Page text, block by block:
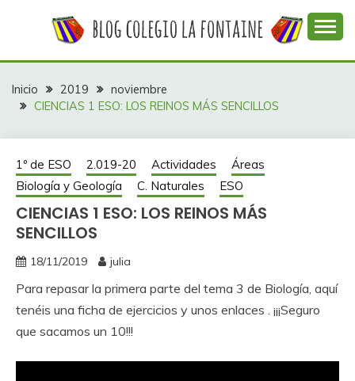
COLEGIO LA
FONTAINE
colegio La Fontaine
Inicio 2019
noviembre
CIENCIAS 1 ESO: LOS REINOS MÁS SENCILLOS
1º de ESO 2.019-20 Actividades
Áreas
Biología y Geología
C. Naturales ESO
CIENCIAS 1 ESO: LOS REINOS MÁS
SENCILLOS
18/11/2019 julia
Para repasar la primera parte del tema 3 de Biología, aquí
tenéis una ficha de ejercicios y unos enlaces . ¡¡¡Seguro
que sacamos un 10!!!